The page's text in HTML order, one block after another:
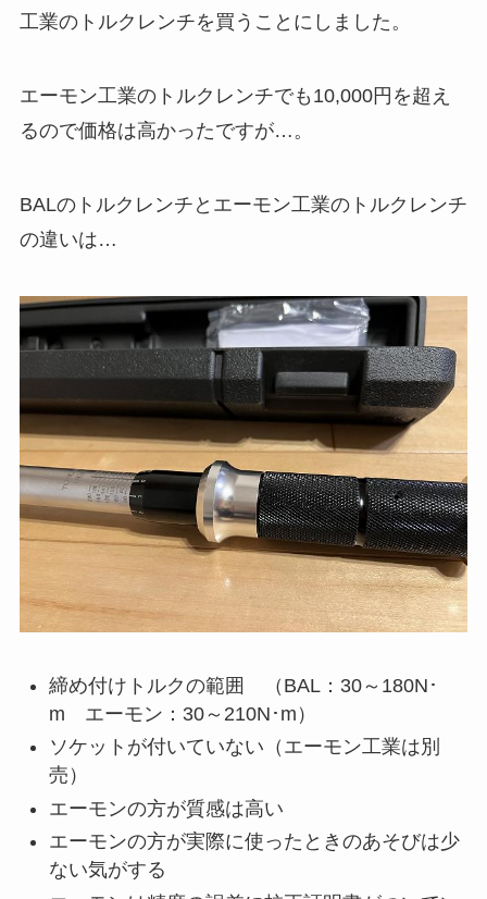
工業のトルクレンチを買うことにしました。
エーモン工業のトルクレンチでも10,000円を超え
るので価格は高かったですが…。
BALのトルクレンチとエーモン工業のトルクレンチ
の違いは…
締め付けトルクの範囲 （BAL：30～180N･
m エーモン：30～210N･m）
ソケットが付いていない（エーモン工業は別
売）
エーモンの方が質感は高い
エーモンの方が実際に使ったときのあそびは少
ない気がする